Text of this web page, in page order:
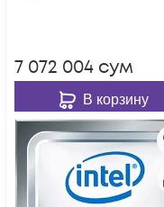
7 072 004 сум
В корзину